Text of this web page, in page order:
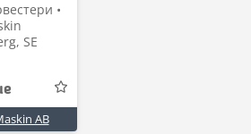
•
SE
AB